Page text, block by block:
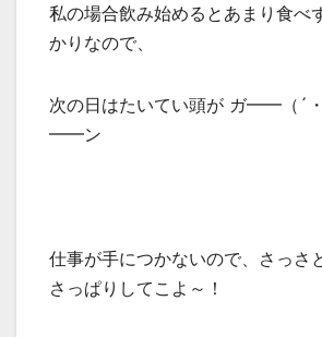
私の場合飲み始めるとあまり食べ
かりなので、
次の日はたいてい頭が ガ━━（´
━━ン
仕事が手につかないので、さっさ
さっぱりしてこよ～！